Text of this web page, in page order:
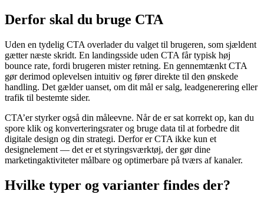
Derfor skal du bruge CTA
Uden en tydelig CTA overlader du valget til brugeren, som sjældent
gætter næste skridt. En landingsside uden CTA får typisk høj
bounce rate, fordi brugeren mister retning. En gennemtænkt CTA
gør derimod oplevelsen intuitiv og fører direkte til den ønskede
handling. Det gælder uanset, om dit mål er salg, leadgenerering eller
trafik til bestemte sider.
CTA’er styrker også din måleevne. Når de er sat korrekt op, kan du
spore klik og konverteringsrater og bruge data til at forbedre dit
digitale design og din strategi. Derfor er CTA ikke kun et
designelement — det er et styringsværktøj, der gør dine
marketingaktiviteter målbare og optimerbare på tværs af kanaler.
Hvilke typer og varianter findes der?